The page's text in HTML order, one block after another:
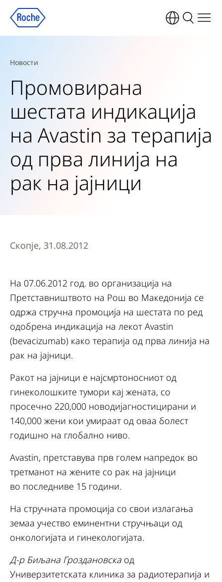
Новости
Промовирана
шестата индикација
на Avastin за терапија
од прва линија на
рак на јајници
Скопје, 31.08.2012
На 07.06.2012 год. во организација на
Претставништвото на Рош во Македонија се
одржа стручна промоција на шестата по ред
одобрена индикација на лекот Avastin
(bevacizumab) како терапија од прва линија на
рак на јајници.
Ракот на јајници е најсмртоносниот од
гинеколошките тумори кај жената, со
просечно 220,000 новодијагностицирани и
140,000 жени кои умираат од оваа болест
годишно на глобално ниво.
Avastin, претставува прв голем напредок во
третманот на жените со рак на јајници
во последниве 15 години.
На стручната промоција со свои излагања
земаа учество еминентни стручњаци од
онкологијата и гинекологијата.
Д-р Биљана Гроздановска од
Универзитетската клиника за радиотерапија и